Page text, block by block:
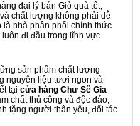
đại lý bán Giỏ quà tết,
chất lượng không phải dễ
là nhà phân phối chính thức
luôn đi đầu trong lĩnh vực
sản phẩm chất lượng
nguyên liệu tươi ngon và
tại cửa hàng Chư Sê Gia
chất thủ công và độc đáo,
tặng người thân yêu, đối tác